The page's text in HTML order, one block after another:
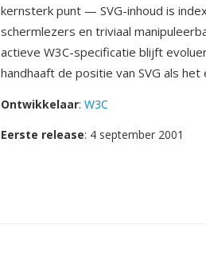
kernsterk punt — SVG-inhoud is
schermlezers en triviaal
actieve W3C-specificatie blijft
handhaaft de positie van SVG als
Ontwikkelaar: W3C
Eerste release: 4 september 2001